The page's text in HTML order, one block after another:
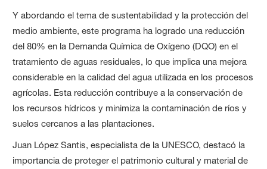
Y abordando el tema de sustentabilidad y la protección del
medio ambiente, este programa ha logrado una reducción
del 80% en la Demanda Química de Oxígeno (DQO) en el
tratamiento de aguas residuales, lo que implica una mejora
considerable en la calidad del agua utilizada en los procesos
agrícolas. Esta reducción contribuye a la conservación de
los recursos hídricos y minimiza la contaminación de ríos y
suelos cercanos a las plantaciones.
Juan López Santis, especialista de la UNESCO, destacó la
importancia de proteger el patrimonio cultural y material de